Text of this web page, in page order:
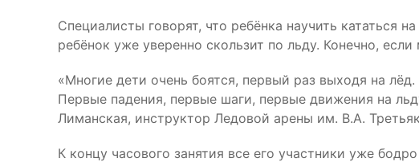
Специалисты говорят, что ребёнка научить кататься
ребёнок уже уверенно скользит по льду. Конечно,
«Многие дети очень боятся, первый раз выходя на
Первые падения, первые шаги, первые движения на
Лиманская, инструктор Ледовой арены им. В.А.
К концу часового занятия все его участники уже